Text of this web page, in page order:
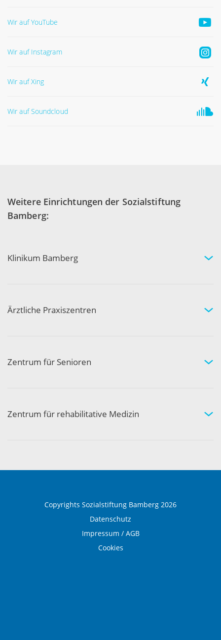
Wir auf YouTube
Wir auf Instagram
Wir auf Xing
Wir auf Soundcloud
Weitere Einrichtungen der Sozialstiftung
Bamberg:
Klinikum Bamberg
Ihre Sicherheit
Ärztliche Praxiszentren
Kompetenznetzwerk
Zentrum für Senioren
Aktivität und Gemeinschaft
Zentrum für rehabilitative Medizin
Copyrights Sozialstiftung Bamberg 2026
Datenschutz
Impressum / AGB
Cookies